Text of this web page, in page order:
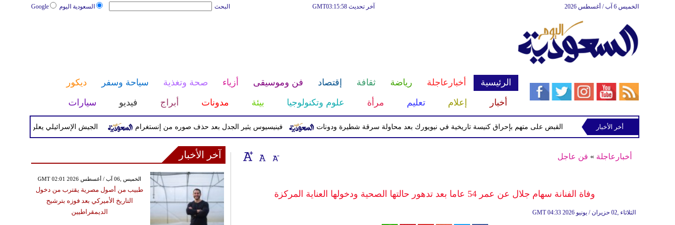
السعودية اليوم Google البحث آخر تحديث GMT03:15:58 الخميس 6 آب / أغسطس 2026
الرئيسية أخبارعاجلة رياضة ثقافة إقتصاد فن وموسيقى أزياء صحة وتغذية سياحة وسفر
ديكور
أخبار
إعلام تعليم مرأة علوم وتكنولوجيا بيئة مدونات أبراج فيديو سيارات
الجيش الإسرائيلي يعلن بدء موجة فينيسيوس يثير الجدل بعد حذف صوره من إنستغرام القبض على متهم بإحراق كنيسة تاريخية في نيويورك بعد محاولة سرقة شطيرة ودونات جنوب لبنانأخر الأخبار
أخبارعاجلة » فن عاجل
وفاة الفنانة سهام جلال عن عمر 54 عاما بعد تدهور حالتها الصحية ودخولها العناية المركزة
GMT 04:33 2026 الثلاثاء ,02 حزيران / يونيو
آخر الأخبار
GMT 02:01 2026 الخميس ,06 آب / أغسطس
طبيب من أصول مصرية يقترب من دخول
التاريخ الأميركي بعد فوزه بترشيح
الديمقراطيين